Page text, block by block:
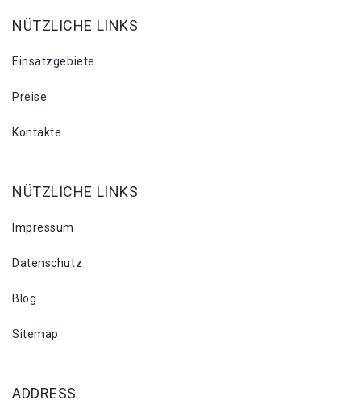
NÜTZLICHE LINKS
Einsatzgebiete
Preise
Kontakte
NÜTZLICHE LINKS
Impressum
Datenschutz
Blog
Sitemap
ADDRESS